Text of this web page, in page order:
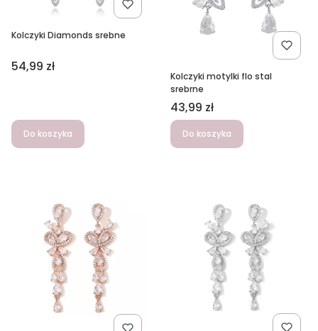
Kolczyki Diamonds srebne
Cena
54,99 zł
Do koszyka
Kolczyki motylki flo stal
srebrne
Cena
43,99 zł
Do koszyka